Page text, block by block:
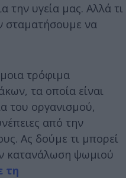
την υγεία μας. Αλλά τι
σταματήσουμε να
τρόφιμα
τα οποία είναι
του οργανισμού,
από την
Ας δούμε τι μπορεί
κατανάλωση ψωμιού
τη